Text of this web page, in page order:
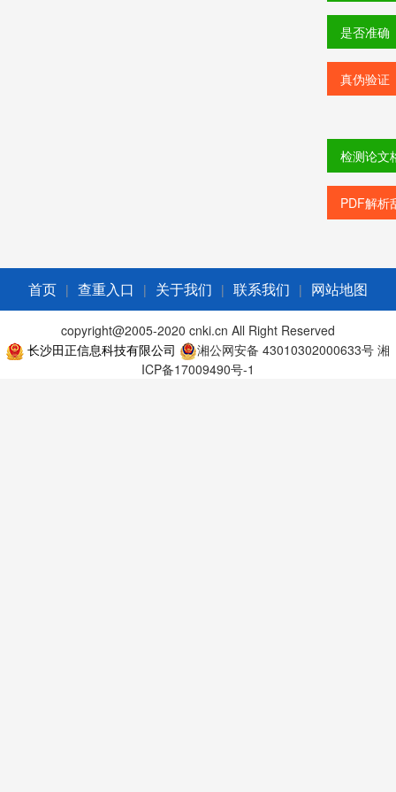
是否准确
真伪验证
检测论文
PDF解析
首页 | 查重入口 | 关于我们 | 联系我们 | 网站地图
copyright@2005-2020 cnki.cn All Right Reserved
长沙田正信息科技有限公司
湘公网安备 43010302000633号 湘
ICP备17009490号-1